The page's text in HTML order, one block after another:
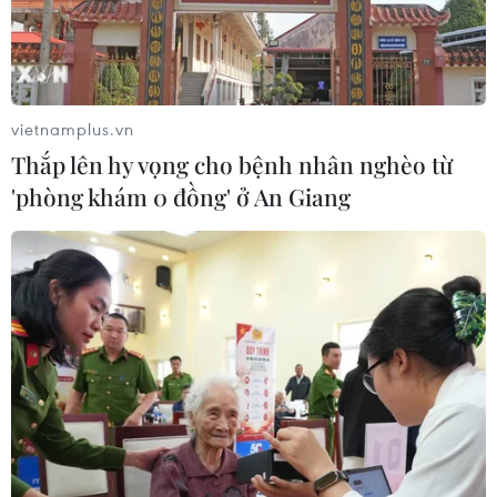
Doanh nghiệp Trung Quốc đánh giá
cao triển vọng hợp tác cơ giới hóa
nông nghiệp với Việt Nam
06/08/2026 04:14
Thống đốc Fed khuyến nghị tăng lãi
suất nếu lạm phát không sớm hạ
nhiệt
06/08/2026 03:46
Sản lượng vàng của Trung Quốc
giảm trong nửa đầu năm 2026
06/08/2026 03:41
vietnamplus.vn
Thắp lên hy vọng cho bệnh nhân nghèo từ
'phòng khám 0 đồng' ở An Giang